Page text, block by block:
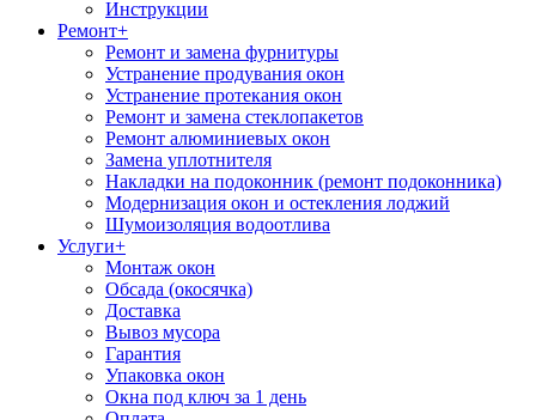
Инструкции
Ремонт+
Ремонт и замена фурнитуры
Устранение продувания окон
Устранение протекания окон
Ремонт и замена стеклопакетов
Ремонт алюминиевых окон
Замена уплотнителя
Накладки на подоконник (ремонт подоконника)
Модернизация окон и остекления лоджий
Шумоизоляция водоотлива
Услуги+
Монтаж окон
Обсада (окосячка)
Доставка
Вывоз мусора
Гарантия
Упаковка окон
Окна под ключ за 1 день